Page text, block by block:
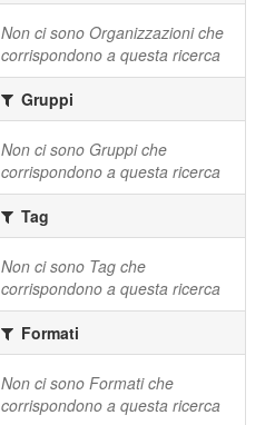
Non ci sono Organizzazioni che
corrispondono a questa ricerca
Gruppi
Non ci sono Gruppi che
corrispondono a questa ricerca
Tag
Non ci sono Tag che
corrispondono a questa ricerca
Formati
Non ci sono Formati che
corrispondono a questa ricerca